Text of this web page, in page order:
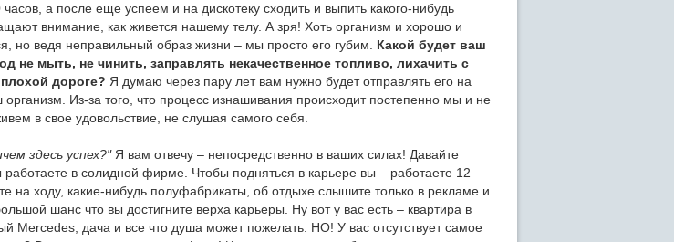
а после еще успеем и на дискотеку сходить и выпить какого-нибудь
внимание, как живется нашему телу. А зря! Хоть организм и хорошо и
но ведя неправильный образ жизни – мы просто его губим. Какой будет ваш
не мыть, не чинить, заправлять некачественное топливо, лихачить с
дороге? Я думаю через пару лет вам нужно будет отправлять его на
Из-за того, что процесс изнашивания происходит постепенно мы и не
в свое удовольствие, не слушая самого себя.
здесь успех?"Я вам отвечу – непосредственно в ваших силах! Давайте
в солидной фирме. Чтобы подняться в карьере вы – работаете 12
на ходу, какие-нибудь полуфабрикаты, об отдыхе слышите только в рекламе и
шанс что вы достигните верха карьеры. Ну вот у вас есть – квартира в
Mercedes, дача и все что душа может пожелать. НО! У вас отсутствует самое